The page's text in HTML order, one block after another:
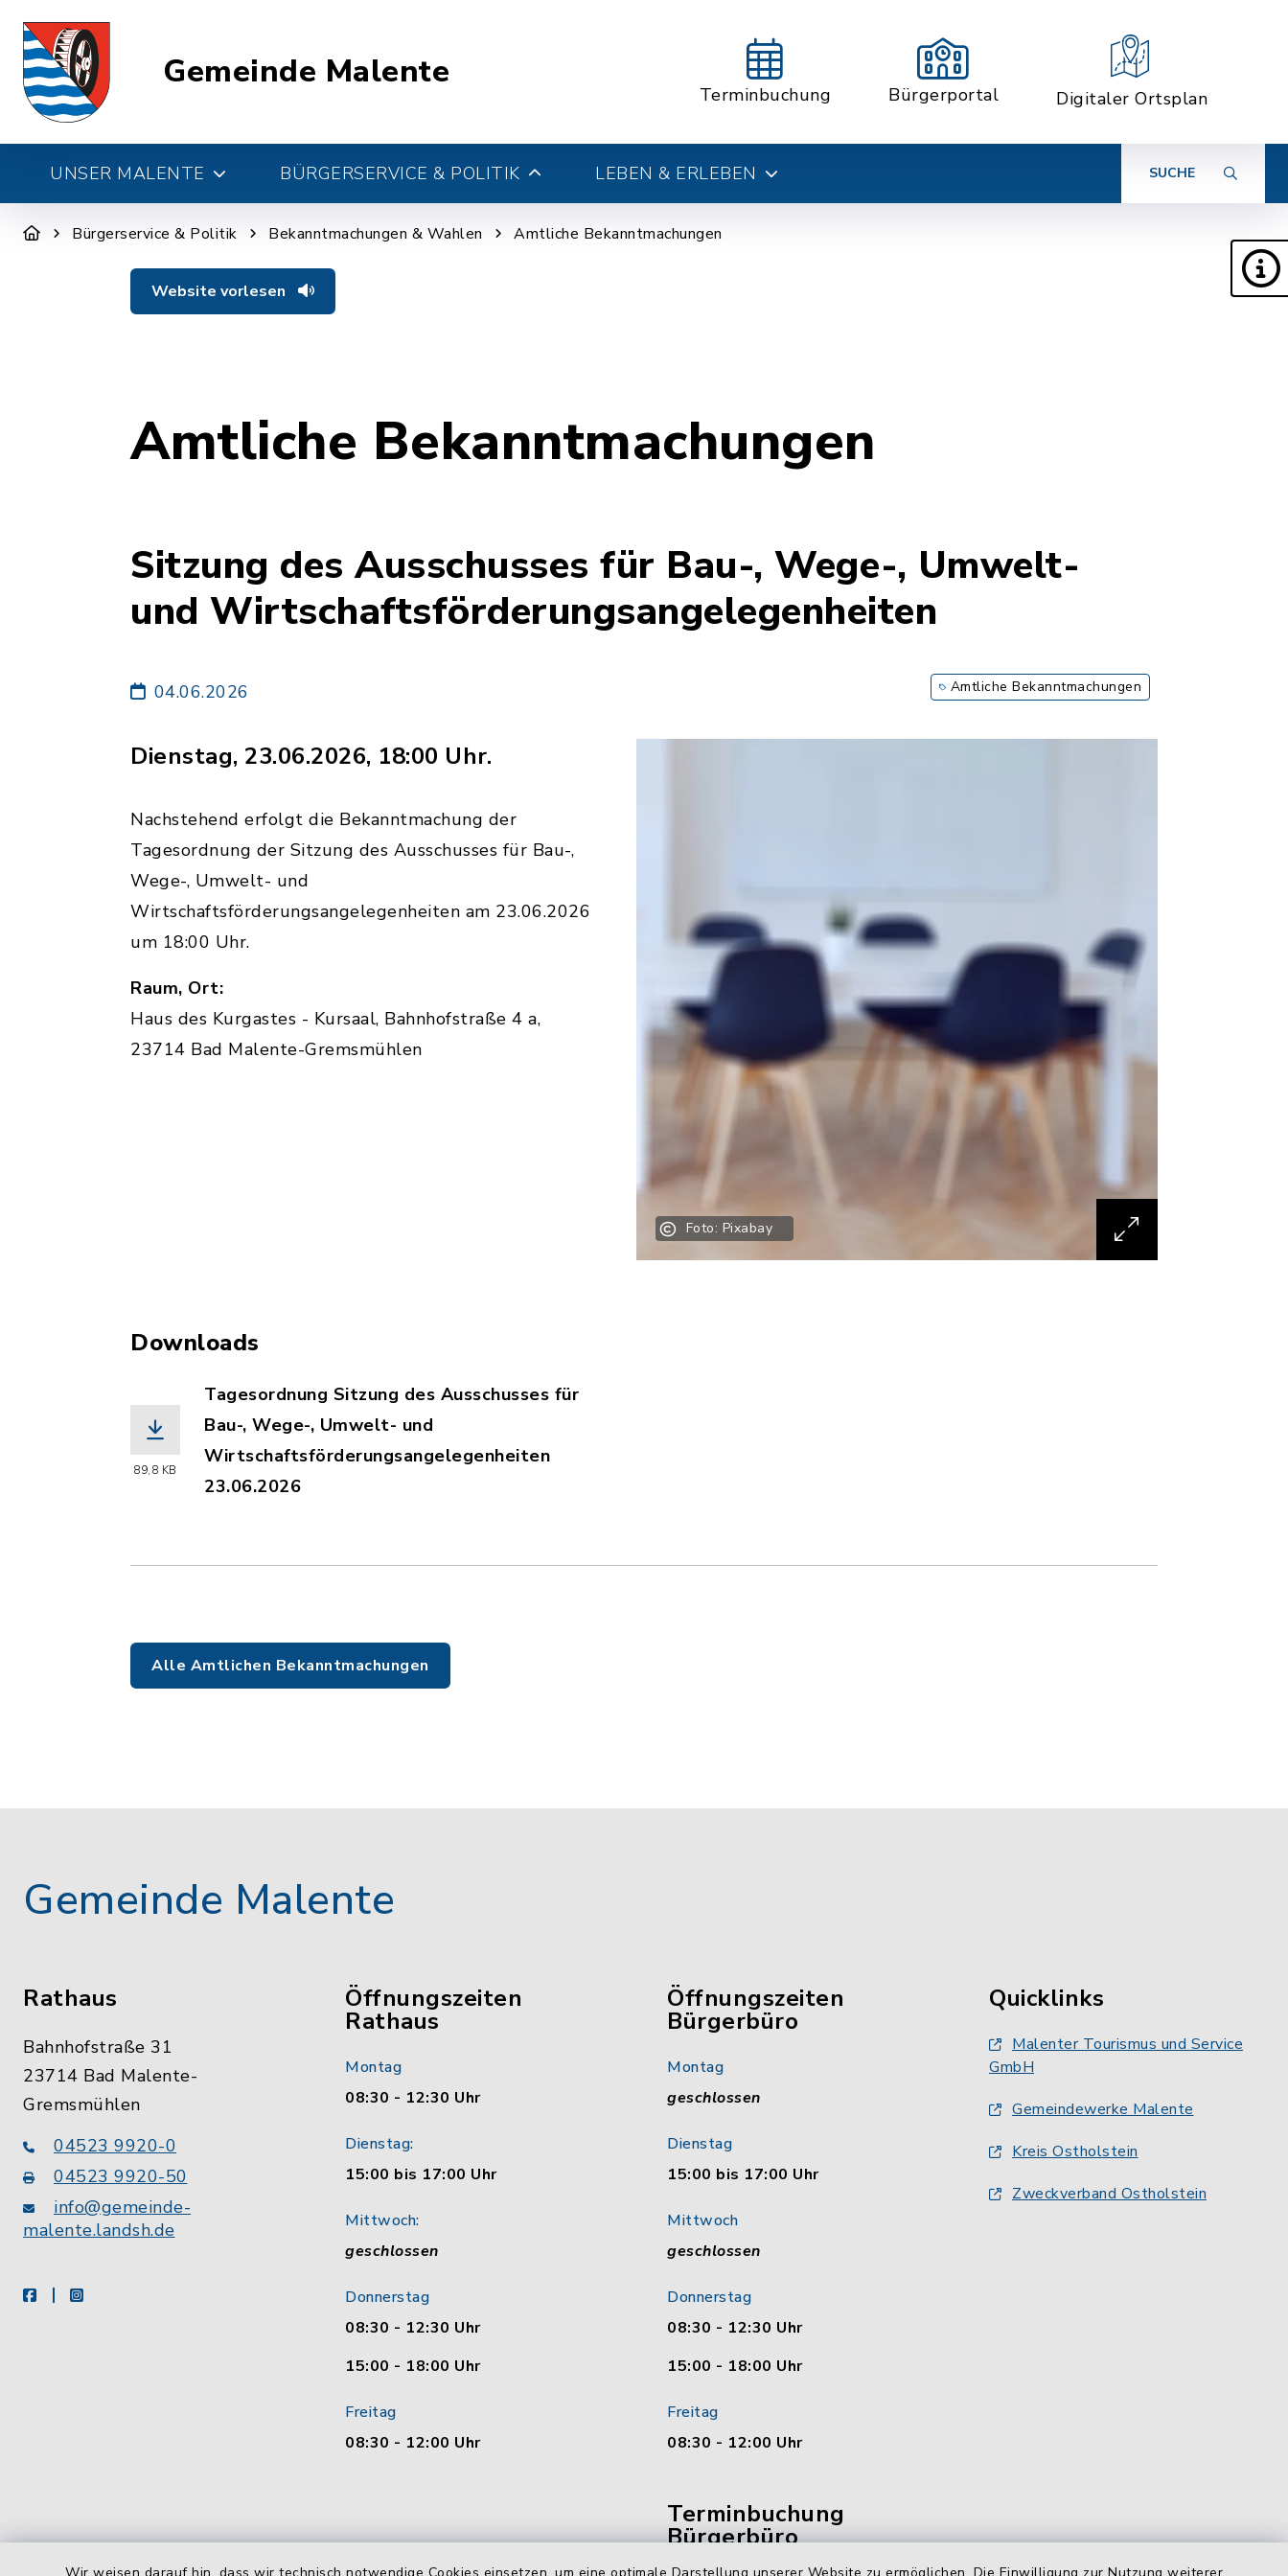
Gemeinde Malente
Terminbuchung Bürgerportal Digitaler Ortsplan
UNSER MALENTE BÜRGERSERVICE & POLITIK LEBEN & ERLEBEN SUCHE
Bürgerservice & Politik Bekanntmachungen & Wahlen Amtliche Bekanntmachungen
Website vorlesen
Amtliche Bekanntmachungen
Sitzung des Ausschusses für Bau-, Wege-, Umwelt-
und Wirtschaftsförderungsangelegenheiten
04.06.2026 Amtliche Bekanntmachungen
Foto: Pixabay
Dienstag, 23.06.2026, 18:00 Uhr.
Nachstehend erfolgt die Bekanntmachung der
Tagesordnung der Sitzung des Ausschusses für Bau-,
Wege-, Umwelt- und
Wirtschaftsförderungsangelegenheiten am 23.06.2026
um 18:00 Uhr.
Raum, Ort:
Haus des Kurgastes - Kursaal, Bahnhofstraße 4 a,
23714 Bad Malente-Gremsmühlen
Downloads
89,8 KB
Tagesordnung Sitzung des Ausschusses für
Bau-, Wege-, Umwelt- und
Wirtschaftsförderungsangelegenheiten
23.06.2026
Alle Amtlichen Bekanntmachungen
Gemeinde Malente
Rathaus
Bahnhofstraße 31
23714 Bad Malente-
Gremsmühlen
04523 9920-0
04523 9920-50
info@gemeinde-
malente.landsh.de
facebookinstagram
Öffnungszeiten
Rathaus
Montag
08:30 - 12:30 Uhr
Dienstag:
15:00 bis 17:00 Uhr
Mittwoch:
geschlossen
Donnerstag
08:30 - 12:30 Uhr
15:00 - 18:00 Uhr
Freitag
08:30 - 12:00 Uhr
Öffnungszeiten
Bürgerbüro
Montag
geschlossen
Dienstag
15:00 bis 17:00 Uhr
Mittwoch
geschlossen
Donnerstag
08:30 - 12:30 Uhr
15:00 - 18:00 Uhr
Freitag
08:30 - 12:00 Uhr
Terminbuchung
Bürgerbüro
Quicklinks
Malenter Tourismus und Service
GmbH
Gemeindewerke Malente
Kreis Ostholstein
Zweckverband Ostholstein